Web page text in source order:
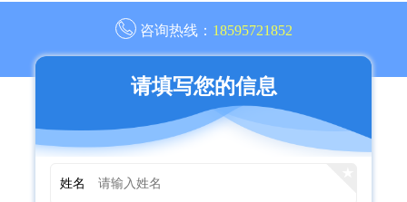
咨询热线： 18595721852
请填写您的信息
姓名